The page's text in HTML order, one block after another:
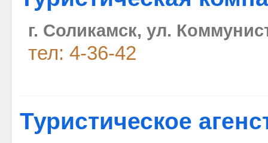
г. Соликамск, ул.
тел: 4-36-42
Туристическое